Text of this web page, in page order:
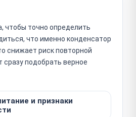
чтобы точно определить
что именно конденсатор
снижает риск повторной
сразу подобрать верное
и признаки